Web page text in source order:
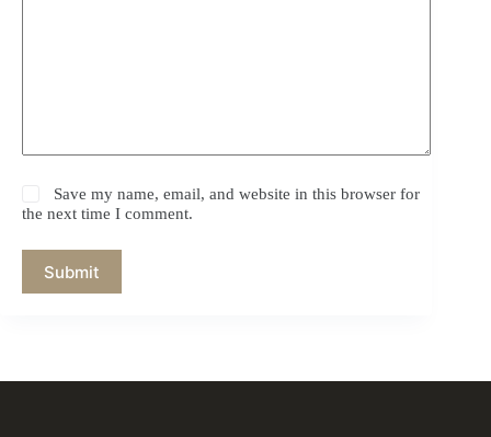
Save my name, email, and website in this browser for
the next time I comment.
Submit